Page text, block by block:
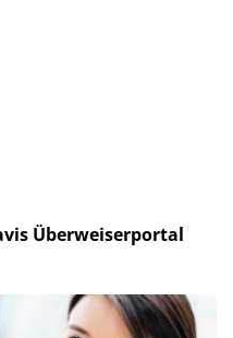
Überweiserportal